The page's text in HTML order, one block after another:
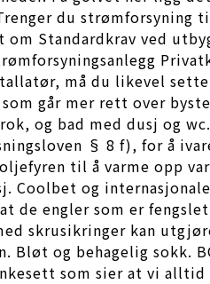
du
Standardkrav ved
må du likevel
går mer rett over
og bad med dusj og
§ 8 f), for å
til å varme opp
Coolbet og
de engler som er
skrusikringer kan
og behagelig sokk.
som sier at vi